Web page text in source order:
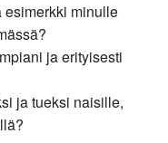
esimerkki minulle
ja erityisesti
ja tueksi naisille,